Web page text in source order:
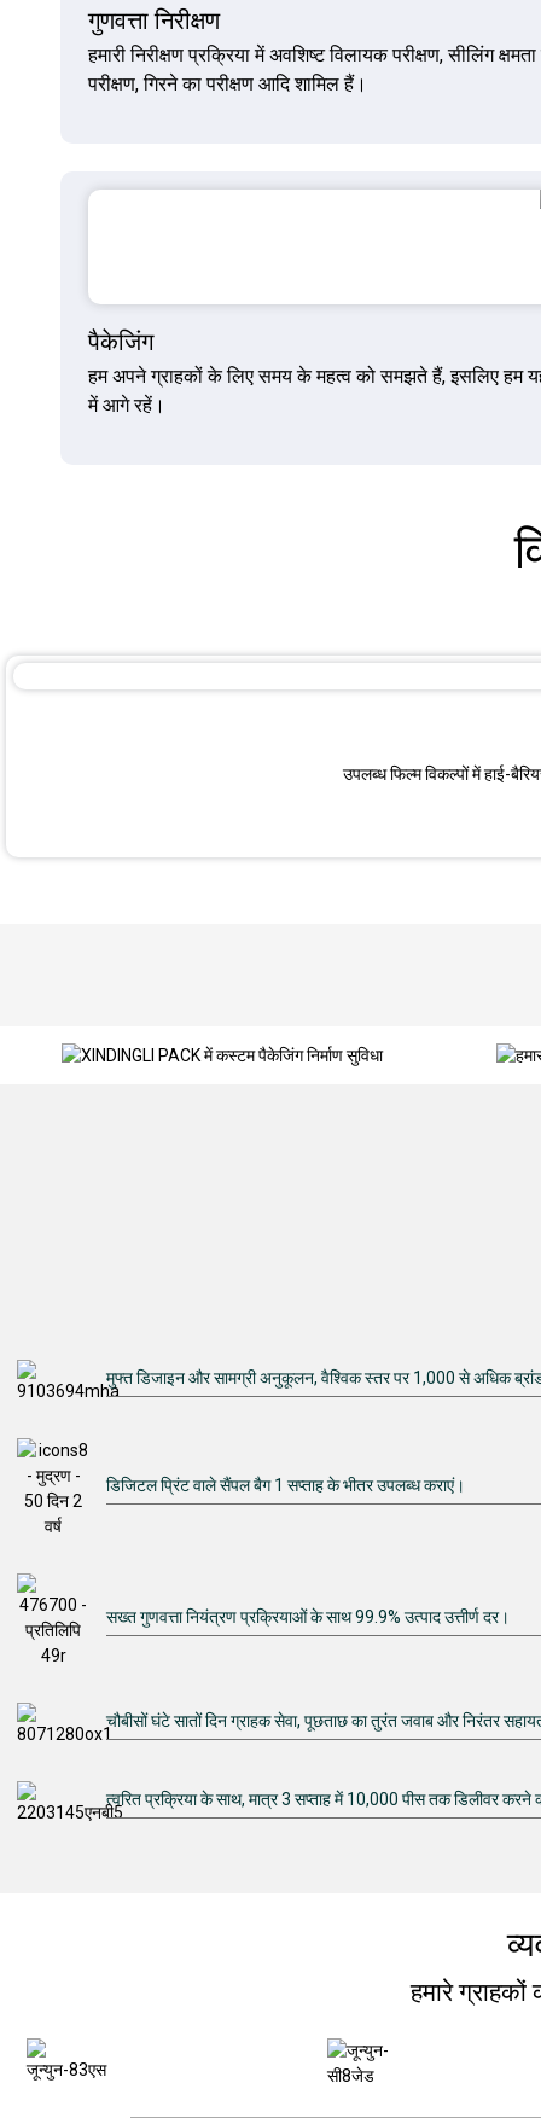
गुणवत्ता निरीक्षण
हमारी निरीक्षण प्रक्रिया में अवशिष्ट विलायक परीक्षण, सीलिंग
परीक्षण, गिरने का परीक्षण आदि शामिल हैं।
पैकेजिंग
हम अपने ग्राहकों के लिए समय के महत्व को समझते हैं, इसलिए हम
में आगे रहें।
उपलब्ध फिल्म विकल्पों में हाई-
मुफ्त डिजाइन और सामग्री अनुकूलन, वैश्विक स्तर पर 1,000 से अधिक
डिजिटल प्रिंट वाले सैंपल बैग 1 सप्ताह के भीतर उपलब्ध कराएं।
सख्त गुणवत्ता नियंत्रण प्रक्रियाओं के साथ 99.9% उत्पाद उत्तीर्ण दर।
चौबीसों घंटे सातों दिन ग्राहक सेवा, पूछताछ का तुरंत जवाब और निरंतर
त्वरित प्रक्रिया के साथ, मात्र 3 सप्ताह में 10,000 पीस तक डिलीवर करने
हमारे ग्राहकों